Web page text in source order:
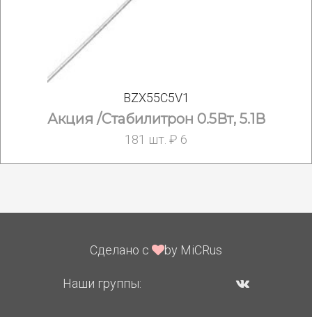
BZX55C5V1
Акция /Стабилитрон 0.5Вт, 5.1В
181 шт. ₽ 6
Сделано с by MiCRus
Наши группы: